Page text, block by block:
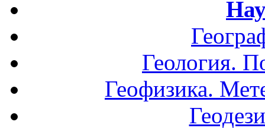
Геология.
Геофизика.